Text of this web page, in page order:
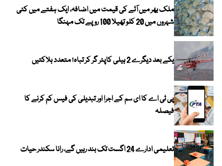
ملک بھر میں آٹے کی قیمت میں اضافہ، ایک ہفتے میں کئی
شہروں میں 20 کلو تھیلا 100 روپے تک مہنگا
یکے بعد دیگرے 2 ہیلی کاپٹر گر کر تباہ؛ متعدد ہلاکتیں
پی ٹی اے کا ای سم کے اجرا اور تبدیلی کی فیس کم کرنے کا
فیصلہ
تعلیمی ادارے 24 اگست تک بند رہیں گے، رانا سکندر حیات